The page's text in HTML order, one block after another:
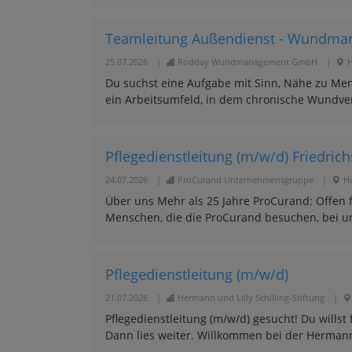
Teamleitung Außendienst -
25.07.2026 Rodday Wundmanagement GmbH
Du suchst eine Aufgabe mit Sinn, Nähe zu
ein Arbeitsumfeld, in dem chronische
Pflegedienstleitung (m/w/d)
24.07.2026 ProCurand Unternehmensgruppe
Über uns Mehr als 25 Jahre ProCurand:
Menschen, die die ProCurand besuchen, bei
Pflegedienstleitung (m/w/d)
21.07.2026 Hermann und Lilly Schilling-Stiftung
Pflegedienstleitung (m/w/d) gesucht! Du
Dann lies weiter. Willkommen bei der